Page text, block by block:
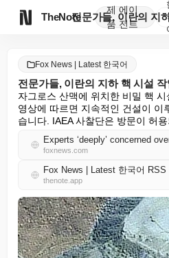
TheNote
제
품
에이
전트
Fox News | Latest 한국어
전문가들, 이란의 지하 핵 시설
자그로스 산맥에 위치한 비밀 핵
영상에 따르면 지속적인 건설이 이
습니다. IAEA 사찰단은 방문이 허
foxnews.com
Fox News | Latest 한국어 RSS
thenote.app